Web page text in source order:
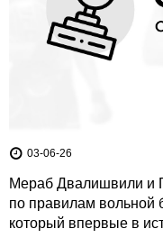
03-06-26
Мераб Двалишвили и
по правилам вольной
который впервые в